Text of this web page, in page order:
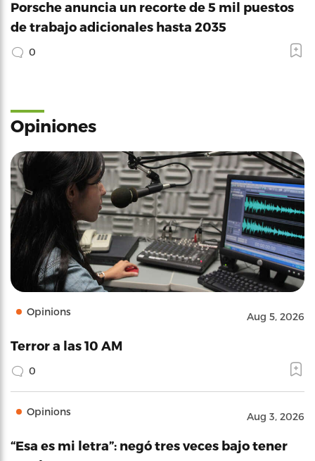
Porsche anuncia un recorte de 5 mil puestos
de trabajo adicionales hasta 2035
0
Opiniones
Opinions Aug 5, 2026
Terror a las 10 AM
0
Opinions Aug 3, 2026
“Esa es mi letra”: negó tres veces bajo tener